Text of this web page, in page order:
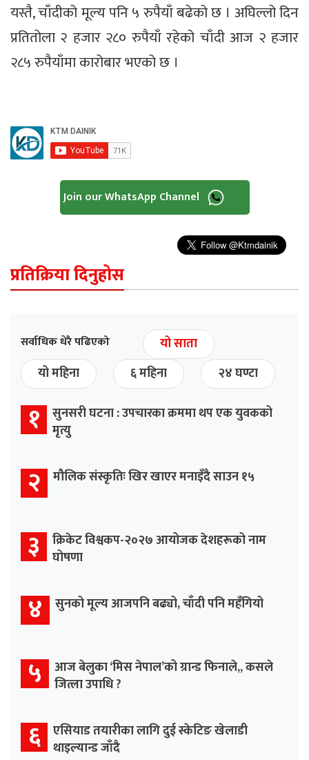
यस्तै, चाँदीको मूल्य पनि ५ रुपैयाँ बढेको छ । अघिल्लो दिन
प्रतितोला २ हजार २८० रुपैयाँ रहेको चाँदी आज २ हजार
२८५ रुपैयाँमा कारोबार भएको छ ।
Join our WhatsApp Channel
प्रतिक्रिया दिनुहोस
सर्वाधिक धेरै पढिएको
यो साता
यो महिना
६ महिना २४ घण्टा
१
सुनसरी घटना : उपचारका क्रममा थप एक युवकको
मृत्यु
२ मौलिक संस्कृतिः खिर खाएर मनाइँदै साउन १५
३
क्रिकेट विश्वकप-२०२७ आयोजक देशहरूको नाम
घोषणा
४ सुनको मूल्य आजपनि बढ्यो, चाँदी पनि महँगियो
५
आज बेलुका ‘मिस नेपाल’को ग्रान्ड फिनाले,, कसले
जित्ला उपाधि ?
६ एसियाड तयारीका लागि दुई स्केटिङ खेलाडी
थाइल्यान्ड जाँदै